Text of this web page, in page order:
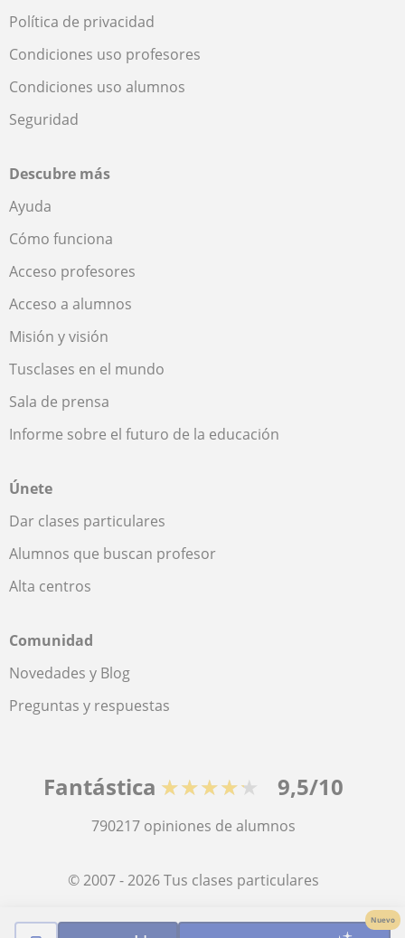
Nuevo
Política de privacidad
Condiciones uso profesores
Condiciones uso alumnos
Seguridad
Descubre más
Ayuda
Cómo funciona
Acceso profesores
Acceso a alumnos
Misión y visión
Tusclases en el mundo
Sala de prensa
Informe sobre el futuro de la educación
Únete
Dar clases particulares
Alumnos que buscan profesor
Alta centros
Comunidad
Novedades y Blog
Preguntas y respuestas
Fantástica ★★★★★ 9,5/10
790217 opiniones de alumnos
© 2007 - 2026 Tus clases particulares
Mapa web:Profesores particulares